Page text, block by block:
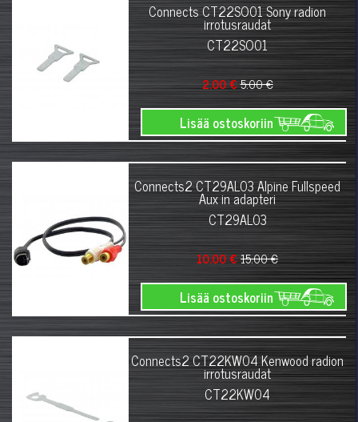
Connects CT22SO01 Sony radion
irrotusraudat
CT22SO01
2.00 €5.00 €
Lisää ostoskoriin
Connects2 CT29AL03 Alpine Fullspeed
Aux in adapteri
CT29AL03
10.00 €15.00 €
Lisää ostoskoriin
Connects2 CT22KW04 Kenwood radion
irrotusraudat
CT22KW04